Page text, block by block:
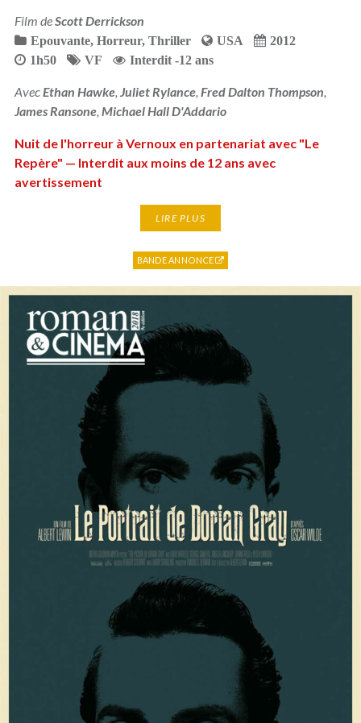
Film deScott Derrickson
Epouvante, Horreur, Thriller USA
2012
1h50
VF Interdit -12 ans
AvecEthan Hawke, Juliet Rylance, Fred Dalton Thompson,
James Ransone, Michael Hall D'Addario
Nuit de l'horreur à Vernoux en partenariat avec "Le
Repère" — Interdit aux moins de 12 ans avec
avertissement
LIRE PLUS
BANDE ANNONCE